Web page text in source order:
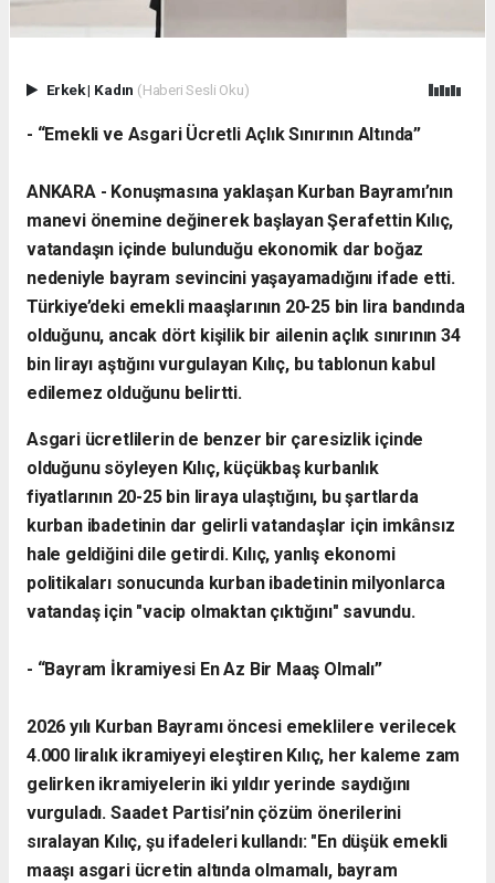
Erkek| Kadın (Haberi Sesli Oku)
- “Emekli ve Asgari Ücretli Açlık Sınırının Altında”
ANKARA - ​Konuşmasına yaklaşan Kurban Bayramı’nın
manevi önemine değinerek başlayan Şerafettin Kılıç,
vatandaşın içinde bulunduğu ekonomik dar boğaz
nedeniyle bayram sevincini yaşayamadığını ifade etti.
Türkiye’deki emekli maaşlarının 20-25 bin lira bandında
olduğunu, ancak dört kişilik bir ailenin açlık sınırının 34
bin lirayı aştığını vurgulayan Kılıç, bu tablonun kabul
edilemez olduğunu belirtti.
​Asgari ücretlilerin de benzer bir çaresizlik içinde
olduğunu söyleyen Kılıç, küçükbaş kurbanlık
fiyatlarının 20-25 bin liraya ulaştığını, bu şartlarda
kurban ibadetinin dar gelirli vatandaşlar için imkânsız
hale geldiğini dile getirdi. Kılıç, yanlış ekonomi
politikaları sonucunda kurban ibadetinin milyonlarca
vatandaş için "vacip olmaktan çıktığını" savundu.
- ​“Bayram İkramiyesi En Az Bir Maaş Olmalı”
​2026 yılı Kurban Bayramı öncesi emeklilere verilecek
4.000 liralık ikramiyeyi eleştiren Kılıç, her kaleme zam
gelirken ikramiyelerin iki yıldır yerinde saydığını
vurguladı. Saadet Partisi’nin çözüm önerilerini
sıralayan Kılıç, şu ifadeleri kullandı: ​"En düşük emekli
maaşı asgari ücretin altında olmamalı, bayram